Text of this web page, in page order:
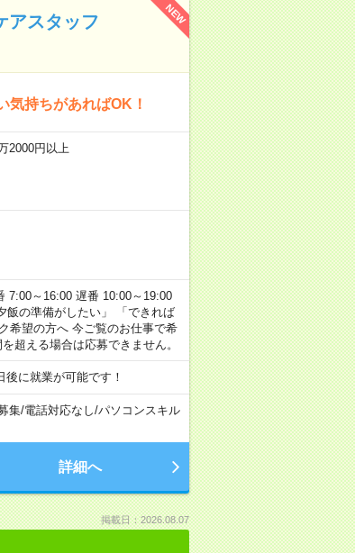
NEW
アスタッフ
持ちがあればOK！
円以上
7:00～16:00 遅番 10:00～19:00
飯の準備がしたい」 「できれば
希望の方へ 今ご覧のお仕事で希
超える場合は応募できません。
に就業が可能です！
集/電話対応なし/パソコンスキル
詳細へ
掲載日：2026.08.07